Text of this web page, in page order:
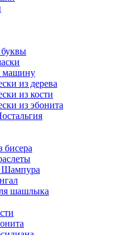
машину
из дерева
из кости
из эбонита
бисера
Шампура
шашлыка